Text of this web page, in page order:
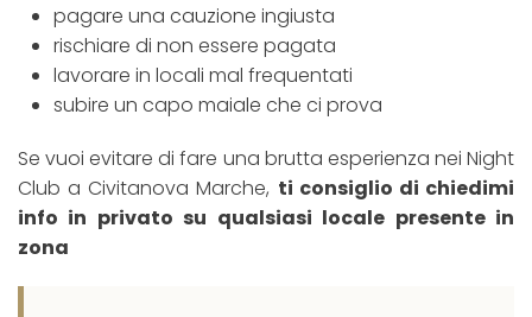
pagare una cauzione ingiusta
rischiare di non essere pagata
lavorare in locali mal frequentati
subire un capo maiale che ci prova
Se vuoi evitare di fare una brutta esperienza nei Night
Club a Civitanova Marche, ti consiglio di chiedimi
info in privato su qualsiasi locale presente in
zona